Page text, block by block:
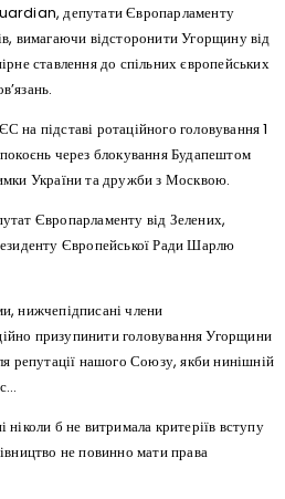
депутати Європарламенту
вимагаючи відсторонити Угорщину від
ставлення до спільних європейських
на підставі ротаційного головування 1
через блокування Будапештом
України та дружби з Москвою.
Європарламенту від Зелених,
Європейської Ради Шарлю
нижчепідписані члени
призупинити головування Угорщини
репутації нашого Союзу, якби нинішній
б не витримала критеріїв вступу
не повинно мати права